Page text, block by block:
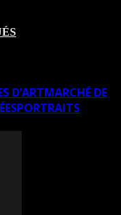
D’ARTMARCHÉ DE
PORTRAITS